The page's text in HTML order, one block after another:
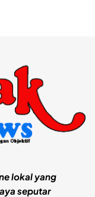
lokal yang
seputar